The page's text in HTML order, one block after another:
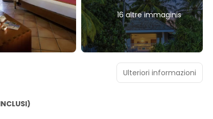
16 altre immaginis
Ulteriori informazioni